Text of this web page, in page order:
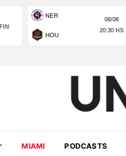
MIAMI PODCASTS